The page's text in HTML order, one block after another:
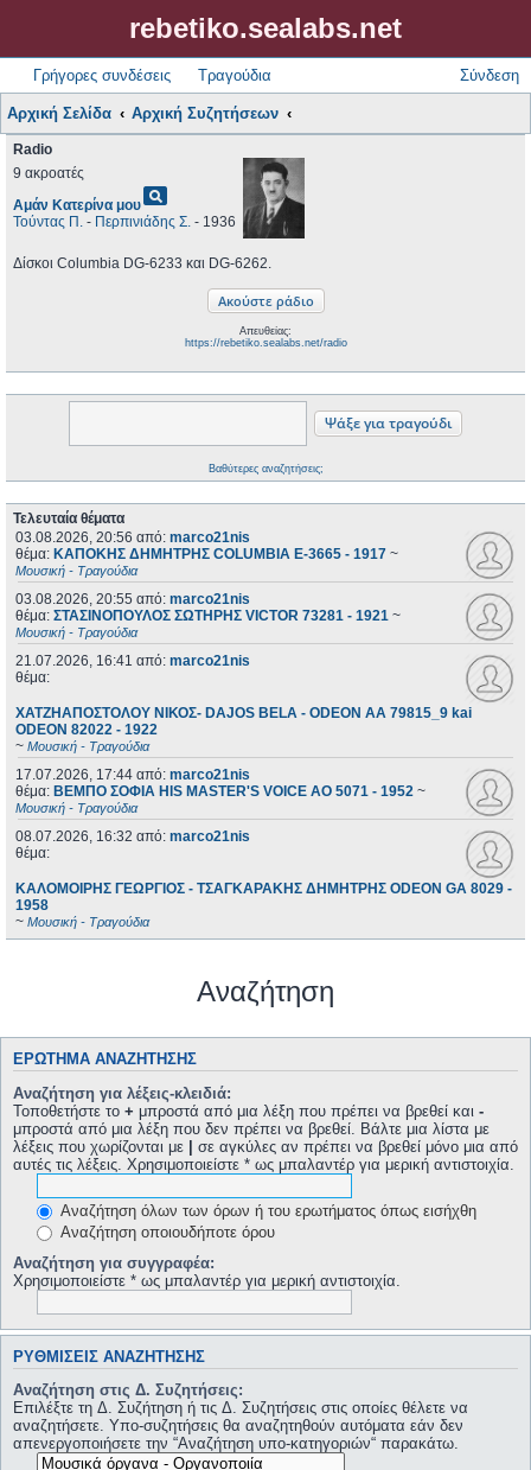
rebetiko.sealabs.net
Γρήγορες συνδέσεις Τραγούδια Σύνδεση
Αρχική Σελίδα Αρχική Συζητήσεων
Radio
9 ακροατές
Αμάν Κατερίνα μουpageview
Τούντας Π. - Περπινιάδης Σ. - 1936
Δίσκοι Columbia DG-6233 και DG-6262.
Απευθείας:
https://rebetiko.sealabs.net/radio
Βαθύτερες αναζητήσεις;
Τελευταία θέματα
03.08.2026, 20:56 από: marco21nis
θέμα: ΚΑΠΟΚΗΣ ΔΗΜΗΤΡΗΣ COLUMBIA E-3665 - 1917 ~
Μουσική - Τραγούδια
03.08.2026, 20:55 από: marco21nis
θέμα: ΣΤΑΣΙΝΟΠΟΥΛΟΣ ΣΩΤΗΡΗΣ VICTOR 73281 - 1921 ~
Μουσική - Τραγούδια
21.07.2026, 16:41 από: marco21nis
θέμα:
ΧΑΤΖΗΑΠΟΣΤΟΛΟΥ ΝΙΚΟΣ- DAJOS BELA - ODEON AA 79815_9 kai
ODEON 82022 - 1922
~ Μουσική - Τραγούδια
17.07.2026, 17:44 από: marco21nis
θέμα: ΒΕΜΠΟ ΣΟΦΙΑ HIS MASTER'S VOICE AO 5071 - 1952 ~
Μουσική - Τραγούδια
08.07.2026, 16:32 από: marco21nis
θέμα:
ΚΑΛΟΜΟΙΡΗΣ ΓΕΩΡΓΙΟΣ - ΤΣΑΓΚΑΡΑΚΗΣ ΔΗΜΗΤΡΗΣ ODEON GA 8029 -
1958
~ Μουσική - Τραγούδια
Αναζήτηση
ΕΡΏΤΗΜΑ ΑΝΑΖΉΤΗΣΗΣ
Αναζήτηση για λέξεις-κλειδιά:
Τοποθετήστε το + μπροστά από μια λέξη που πρέπει να βρεθεί και -
μπροστά από μια λέξη που δεν πρέπει να βρεθεί. Βάλτε μια λίστα με
λέξεις που χωρίζονται με | σε αγκύλες αν πρέπει να βρεθεί μόνο μια από
αυτές τις λέξεις. Χρησιμοποιείστε * ως μπαλαντέρ για μερική αντιστοιχία.
Αναζήτηση όλων των όρων ή του ερωτήματος όπως εισήχθη
Αναζήτηση οποιουδήποτε όρου
Αναζήτηση για συγγραφέα:
Χρησιμοποιείστε * ως μπαλαντέρ για μερική αντιστοιχία.
ΡΥΘΜΊΣΕΙΣ ΑΝΑΖΉΤΗΣΗΣ
Αναζήτηση στις Δ. Συζητήσεις:
Επιλέξτε τη Δ. Συζήτηση ή τις Δ. Συζητήσεις στις οποίες θέλετε να
αναζητήσετε. Υπο-συζητήσεις θα αναζητηθούν αυτόματα εάν δεν
απενεργοποιήσετε την “Αναζήτηση υπο-κατηγοριών“ παρακάτω.